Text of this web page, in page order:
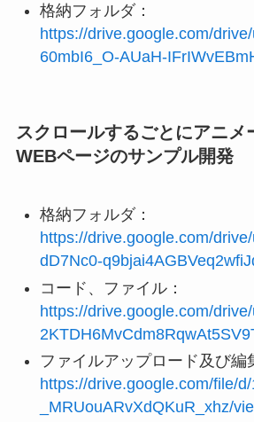
格納フォルダ：
https://drive.google.com/
60mbI6_O-AUaH-
スクロールするごとにアニメ
WEBページのサンプル開発
格納フォルダ：
https://drive.google.com/
dD7Nc0-
コード、ファイル：
https://drive.google.com/
ファイルアップロード及び編
https://drive.google.com/file/
_MRUouARvXdQKuR_xhz/